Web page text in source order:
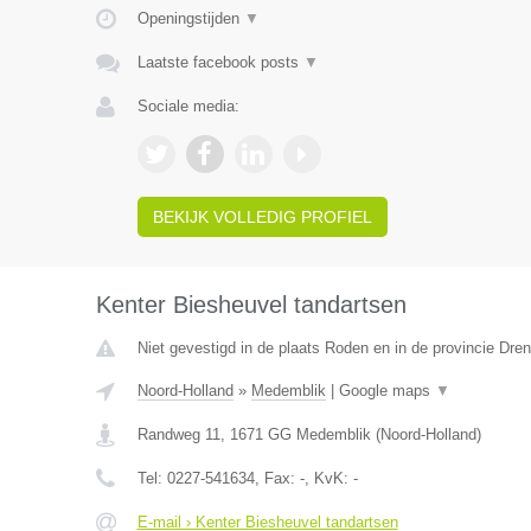
Openingstijden ▼
Laatste facebook posts ▼
Sociale media:
BEKIJK VOLLEDIG PROFIEL
Kenter Biesheuvel tandartsen
Niet gevestigd in de plaats Roden en in de provincie
Noord-Holland » Medemblik| Google maps ▼
Randweg 11, 1671 GG Medemblik(Noord-Holland)
Tel: 0227-541634, Fax: -, KvK: -
E-mail › Kenter Biesheuvel tandartsen